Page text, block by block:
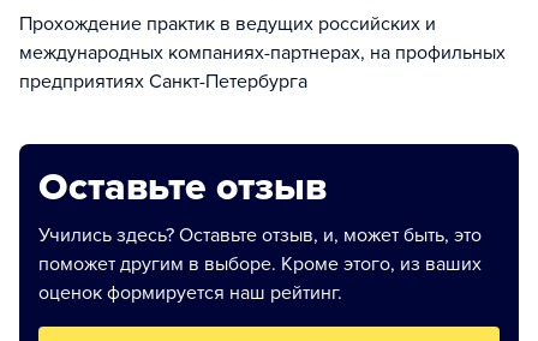
Прохождение практик в ведущих российских и
международных компаниях-партнерах, на профильных
предприятиях Санкт-Петербурга
Оставьте отзыв
Учились здесь? Оставьте отзыв, и, может быть, это
поможет другим в выборе. Кроме этого, из ваших
оценок формируется наш рейтинг.